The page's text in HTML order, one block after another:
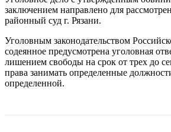
заключением направлено для
районный суд г. Рязани.
Уголовным законодательством
содеянное предусмотрена уголовная
лишением свободы на срок от трех до
права занимать определенные
определенной.